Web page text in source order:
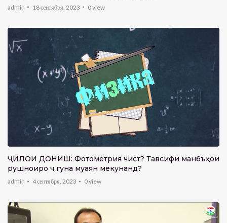
admin 18 сентября, 2023 0view
ҶИЛОИ ДОНИШ: Фотометрия чист? Тавсифи манбъҳои
рушноиро чӣ гуна муаян мекунанд?
admin 4 сентября, 2023 0view